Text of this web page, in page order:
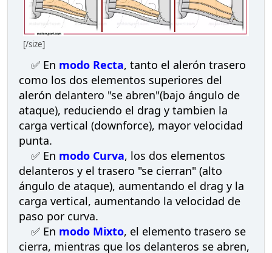
[/size]
✅ En modo Recta, tanto el alerón trasero
como los dos elementos superiores del
alerón delantero "se abren"(bajo ángulo de
ataque), reduciendo el drag y tambien la
carga vertical (downforce), mayor velocidad
punta.
✅ En modo Curva, los dos elementos
delanteros y el trasero "se cierran" (alto
ángulo de ataque), aumentando el drag y la
carga vertical, aumentando la velocidad de
paso por curva.
✅ En modo Mixto, el elemento trasero se
cierra, mientras que los delanteros se abren,